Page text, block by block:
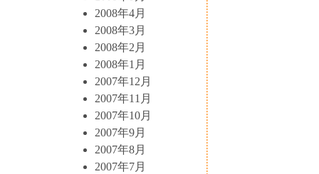
2008年4月
2008年3月
2008年2月
2008年1月
2007年12月
2007年11月
2007年10月
2007年9月
2007年8月
2007年7月